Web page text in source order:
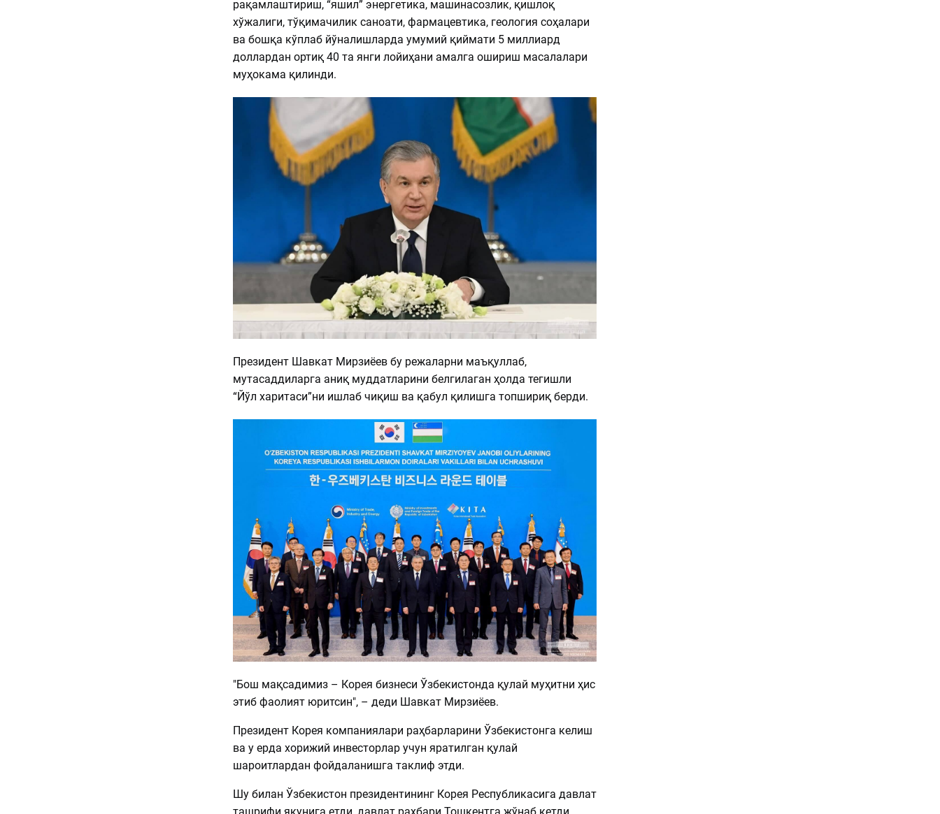
рақамлаштириш, “яшил” энергетика, машинасозлик, қишлоқ
хўжалиги, тўқимачилик саноати, фармацевтика, геология соҳалари
ва бошқа кўплаб йўналишларда умумий қиймати 5 миллиард
доллардан ортиқ 40 та янги лойиҳани амалга ошириш масалалари
муҳокама қилинди.
Президент Шавкат Мирзиёев бу режаларни маъқуллаб,
мутасаддиларга аниқ муддатларини белгилаган ҳолда тегишли
“Йўл харитаси”ни ишлаб чиқиш ва қабул қилишга топшириқ берди.
"Бош мақсадимиз – Корея бизнеси Ўзбекистонда қулай муҳитни ҳис
этиб фаолият юритсин", – деди Шавкат Мирзиёев.
Президент Корея компаниялари раҳбарларини Ўзбекистонга келиш
ва у ерда хорижий инвесторлар учун яратилган қулай
шароитлардан фойдаланишга таклиф этди.
Шу билан Ўзбекистон президентининг Корея Республикасига давлат